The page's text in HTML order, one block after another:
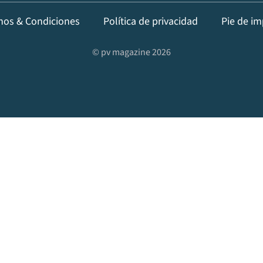
& Condiciones Política de privacidad Pie de
© pv magazine 2026